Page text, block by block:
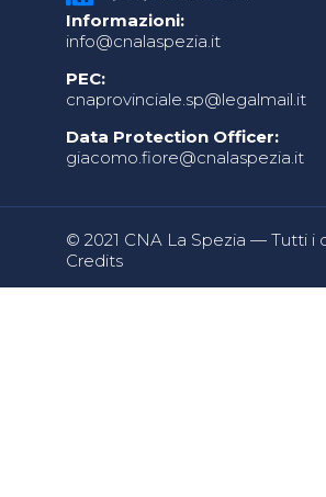
Informazioni:
info@cnalaspezia.it
PEC:
cnaprovinciale.sp@legalmail.it
Data Protection Officer:
giacomo.fiore@cnalaspezia.it
© 2021 CNA La Spezia — Tutti i
Credits